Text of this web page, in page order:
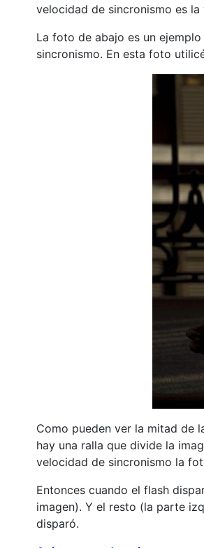
velocidad de sincronismo es
La foto de abajo es un
sincronismo. En esta foto
Como pueden ver la mitad de
hay una ralla que divide la
velocidad de sincronismo la
Entonces cuando el flash
imagen). Y el resto (la parte
disparó.